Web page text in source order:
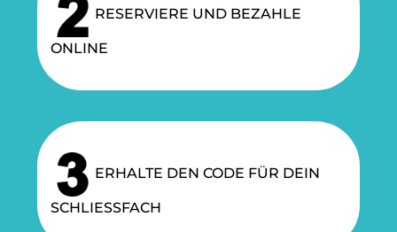
RESERVIERE UND BEZAHLE
ONLINE
ERHALTE DEN CODE FÜR DEIN
SCHLIESSFACH